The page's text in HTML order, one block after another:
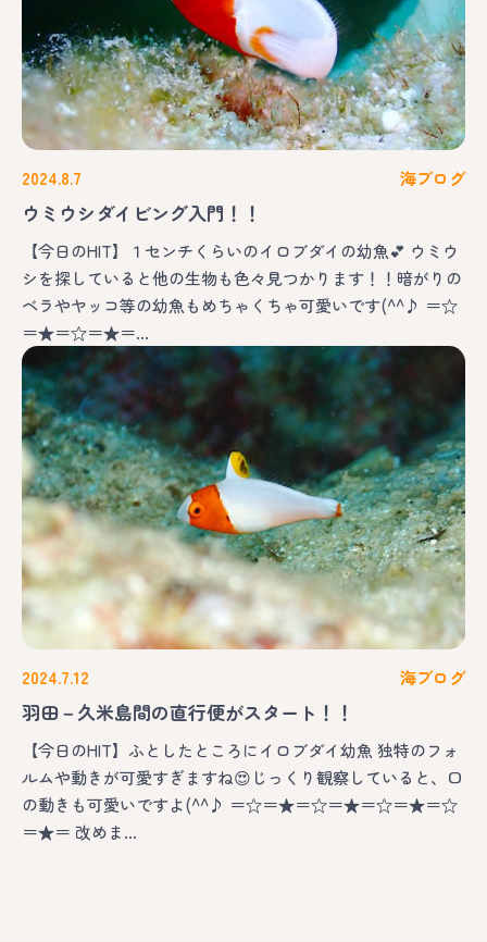
2024.8.7 海ブログ
ウミウシダイビング入門！！
【今日のHIT】１センチくらいのイロブダイの幼魚💕 ウミウ
シを探していると他の生物も色々見つかります！！暗がりの
ベラやヤッコ等の幼魚もめちゃくちゃ可愛いです(^^♪ ＝☆
＝★＝☆＝★＝…
2024.7.12 海ブログ
羽田－久米島間の直行便がスタート！！
【今日のHIT】ふとしたところにイロブダイ幼魚 独特のフォ
ルムや動きが可愛すぎますね😍じっくり観察していると、口
の動きも可愛いですよ(^^♪ ＝☆＝★＝☆＝★＝☆＝★＝☆
＝★＝ 改めま…